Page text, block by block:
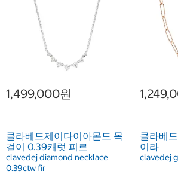
1,499,000원
클라베드제이다이아몬드 목
걸이 0.39캐럿 피르
clavedej diamond necklace
0.39ctw fir
클라베
이라
clavedej